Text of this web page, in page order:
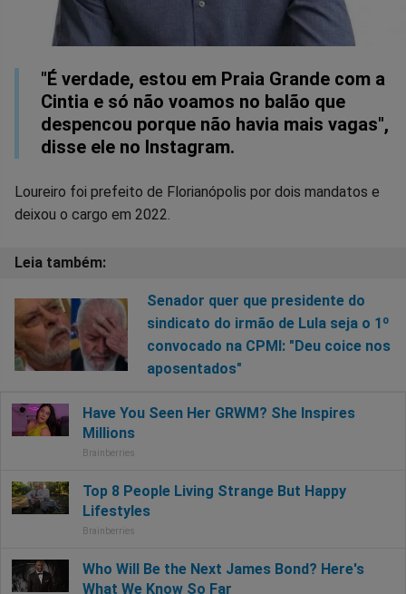
"É verdade, estou em Praia Grande com a
Cintia e só não voamos no balão que
despencou porque não havia mais vagas",
disse ele no Instagram.
Loureiro foi prefeito de Florianópolis por dois mandatos e
deixou o cargo em 2022.
Senador quer que presidente do
sindicato do irmão de Lula seja o 1º
convocado na CPMI: "Deu coice nos
aposentados"